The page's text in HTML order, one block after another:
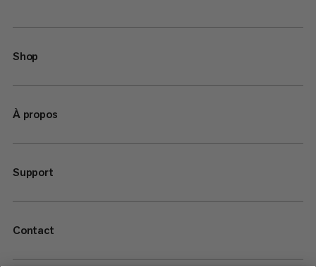
Shop
À propos
Support
Contact